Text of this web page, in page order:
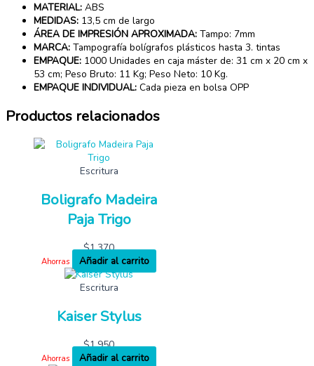
MATERIAL: ABS
MEDIDAS: 13,5 cm de largo
ÁREA DE IMPRESIÓN APROXIMADA: Tampo: 7mm
MARCA: Tampografía bolígrafos plásticos hasta 3. tintas
EMPAQUE: 1000 Unidades en caja máster de: 31 cm x 20 cm x
53 cm; Peso Bruto: 11 Kg; Peso Neto: 10 Kg.
EMPAQUE INDIVIDUAL: Cada pieza en bolsa OPP
Productos relacionados
Escritura
Boligrafo Madeira
Paja Trigo
$1,370
Ahorras
Añadir al carrito
Escritura
Kaiser Stylus
$1,950
Ahorras
Añadir al carrito